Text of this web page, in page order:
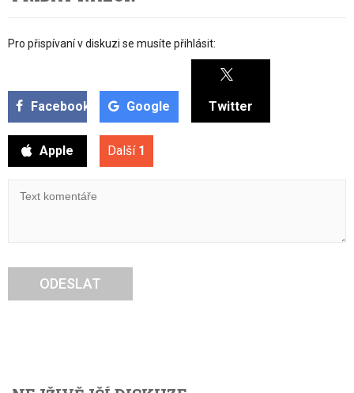
Pro přispívaní v diskuzi se musíte přihlásit:
Facebook Google Twitter
Apple Další 1
ODESLAT